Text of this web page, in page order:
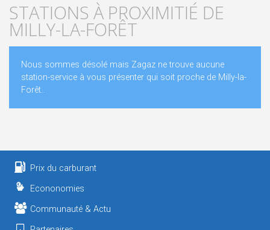
STATIONS À PROXIMITIÉ DE
MILLY-LA-FORÊT
Nous sommes désolé mais Zagaz ne trouve aucune
station-service à vous présenter qui soit proche de Milly-la-
Forêt..
Prix du carburant
Econonomies
Communauté & Actu